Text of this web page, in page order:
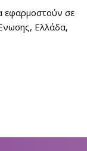
εφαρμοστούν σε
Ελλάδα,